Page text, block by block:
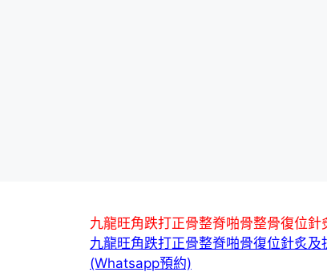
九龍旺角跌打正骨整脊啪骨整骨復位針
九龍旺角跌打正骨整脊啪骨復位針炙及
(Whatsapp預約)